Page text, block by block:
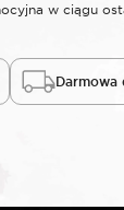
w ciągu
Darmowa